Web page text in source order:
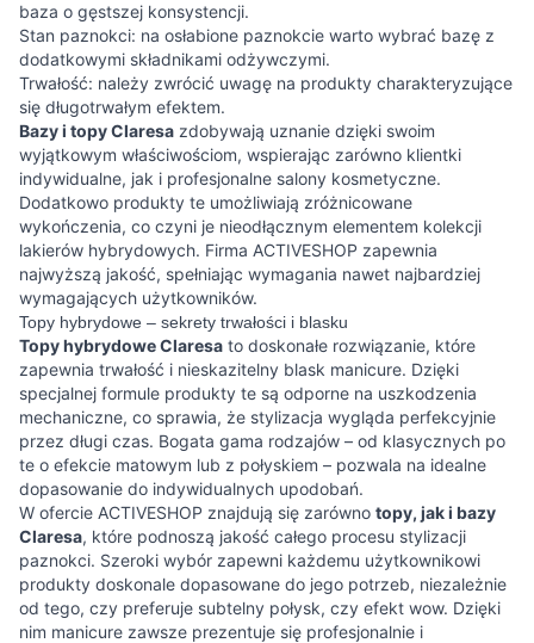
baza o gęstszej konsystencji.
Stan paznokci: na osłabione paznokcie warto wybrać bazę z
dodatkowymi składnikami odżywczymi.
Trwałość: należy zwrócić uwagę na produkty charakteryzujące
się długotrwałym efektem.
Bazy i topy Claresa zdobywają uznanie dzięki swoim
wyjątkowym właściwościom, wspierając zarówno klientki
indywidualne, jak i profesjonalne salony kosmetyczne.
Dodatkowo produkty te umożliwiają zróżnicowane
wykończenia, co czyni je nieodłącznym elementem kolekcji
lakierów hybrydowych. Firma ACTIVESHOP zapewnia
najwyższą jakość, spełniając wymagania nawet najbardziej
wymagających użytkowników.
Topy hybrydowe – sekrety trwałości i blasku
Topy hybrydowe Claresa to doskonałe rozwiązanie, które
zapewnia trwałość i nieskazitelny blask manicure. Dzięki
specjalnej formule produkty te są odporne na uszkodzenia
mechaniczne, co sprawia, że stylizacja wygląda perfekcyjnie
przez długi czas. Bogata gama rodzajów – od klasycznych po
te o efekcie matowym lub z połyskiem – pozwala na idealne
dopasowanie do indywidualnych upodobań.
W ofercie ACTIVESHOP znajdują się zarówno topy, jak i bazy
Claresa, które podnoszą jakość całego procesu stylizacji
paznokci. Szeroki wybór zapewni każdemu użytkownikowi
produkty doskonale dopasowane do jego potrzeb, niezależnie
od tego, czy preferuje subtelny połysk, czy efekt wow. Dzięki
nim manicure zawsze prezentuje się profesjonalnie i